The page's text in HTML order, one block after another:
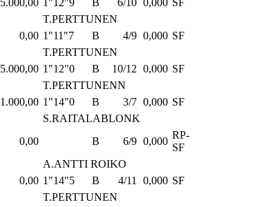
5.000,00 1"12"9 B 6/10 0,000 SF
T.PERTTUNEN
0,00 1"11"7 B 4/9 0,000 SF
T.PERTTUNEN
5.000,00 1"12"0 B 10/12 0,000 SF
T.PERTTUNENN
1.000,00 1"14"0 B 3/7 0,000 SF
S.RAITALABLONK
0,00 B 6/9 0,000
RP-
SF
A.ANTTI ROIKO
0,00 1"14"5 B 4/11 0,000 SF
T.PERTTUNEN